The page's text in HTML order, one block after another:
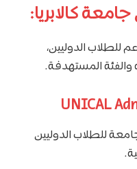
كالابريا:
للطلاب الدوليين،
المستهدفة.
للطلاب الدوليين